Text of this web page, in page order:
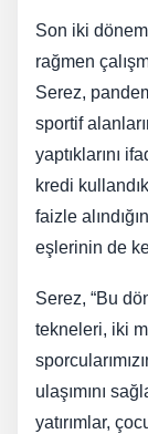
Son iki
rağmen
Serez,
sportif
yaptıklarını
kredi
faizle
eşlerinin de
Serez, “Bu
tekneleri, iki
ulaşımını
yatırımlar,